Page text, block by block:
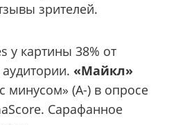
зрителей.
у картины 38% от
«Майкл»
минусом» (A-) в опросе
Сарафанное